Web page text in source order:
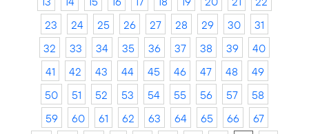
23
24 25 26 27 28 29 30
31
32
33 34 35 36 37 38 39
40
41
42 43 44 45 46 47 48
49
50
51 52 53 54 55 56 57
58
59
60 61 62 63 64 65 66
67